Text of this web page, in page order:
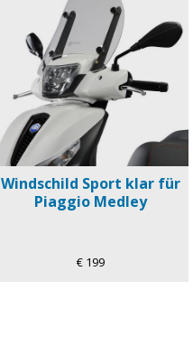
Windschild Sport klar für
Piaggio Medley
€ 199